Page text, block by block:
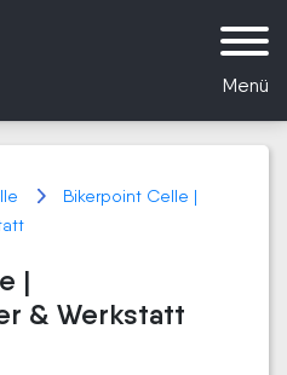
Menü
Bikerpoint Celle |
|
& Werkstatt